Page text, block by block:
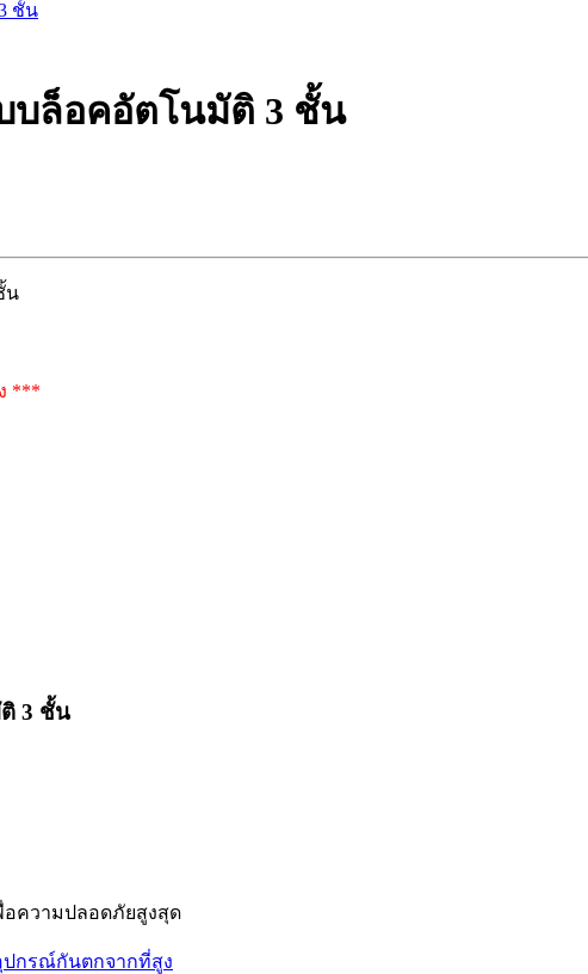
บล็อคอัตโนมัติ 3 ชั้น
น
***
3 ชั้น
ความปลอดภัยสูงสุด
ปกรณ์กันตกจากที่สูง